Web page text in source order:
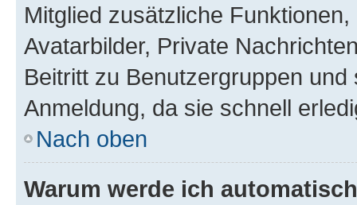
Mitglied zusätzliche
Avatarbilder, Private
Beitritt zu Benutzergruppen
Anmeldung, da sie schnell
Nach oben
Warum werde ich